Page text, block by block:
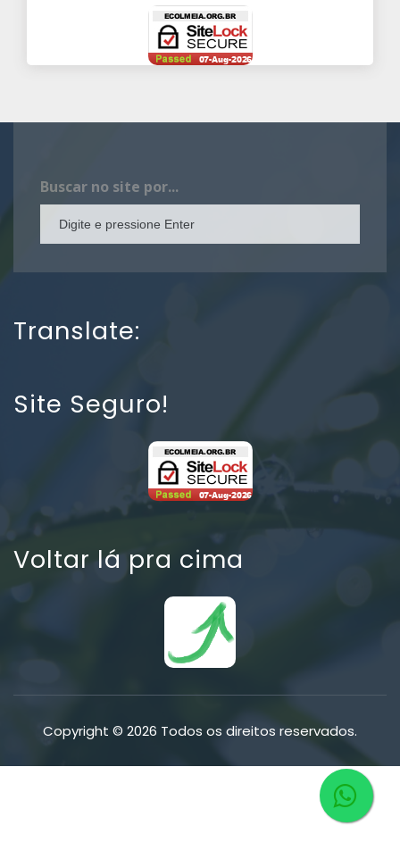
Buscar no site por...
Translate:
Site Seguro!
Voltar lá pra cima
Copyright © 2026 Todos os direitos reservados.